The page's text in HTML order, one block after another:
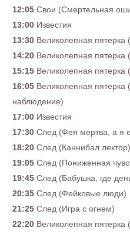
12:05 Свои (Смертельная
13:00 Известия
13:30 Великолепная пятерка
14:20 Великолепная
15:15 Великолепная пятерка
16:05 Великолепная пятерка
наблюдение)
17:00 Известия
17:30 След (Фея мертва, а я
18:20 След (Каннибал лектор)
19:05 След (Пониженная
19:45 След (Бабушка, где
20:35 След (Фейковые люди)
21:25 След (Игра с огнем)
22:20 Великолепная